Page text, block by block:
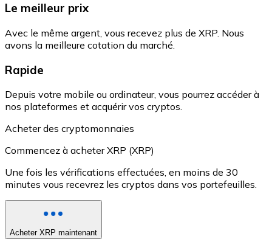
Le meilleur prix
Avec le même argent, vous recevez plus de XRP. Nous
avons la meilleure cotation du marché.
Rapide
Depuis votre mobile ou ordinateur, vous pourrez accéder à
nos plateformes et acquérir vos cryptos.
Acheter des cryptomonnaies
Commencez à acheter XRP (XRP)
Une fois les vérifications effectuées, en moins de 30
minutes vous recevrez les cryptos dans vos portefeuilles.
Acheter XRP maintenant